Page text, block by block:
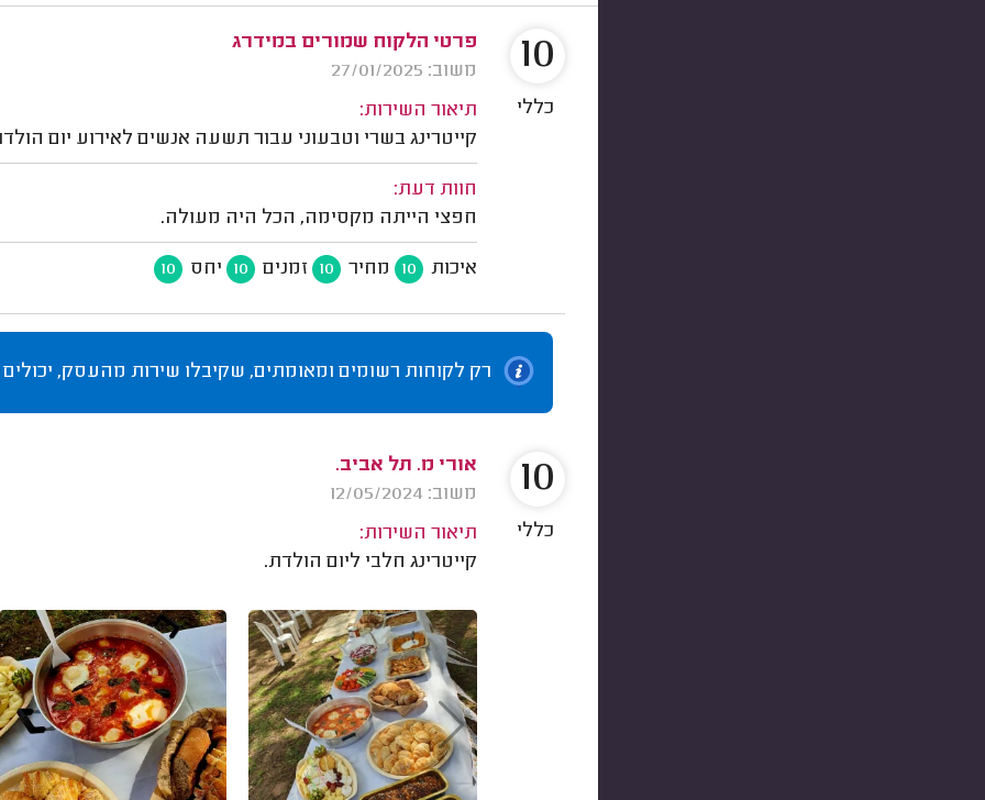
פרטי הלקוח שמורים במידרג
משוב: 27/01/2025
תיאור השירות:
קייטרינג בשרי וטבעוני עבור תשעה אנשים לאירוע יום
חוות דעת:
חפצי הייתה מקסימה, הכל היה מעולה.
איכות 10 מחיר 10 זמנים 10 יחס 10
10
כללי
רק לקוחות רשומים ומאומתים, שקיבלו שירות מהעסק,
אורי מ. תל אביב.
משוב: 12/05/2024
תיאור השירות:
קייטרינג חלבי ליום הולדת.
10
כללי